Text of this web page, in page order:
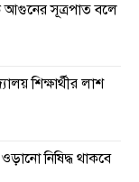
আগুনের সূত্রপাত বলে
শিক্ষার্থীর লাশ
নিষিদ্ধ থাকবে